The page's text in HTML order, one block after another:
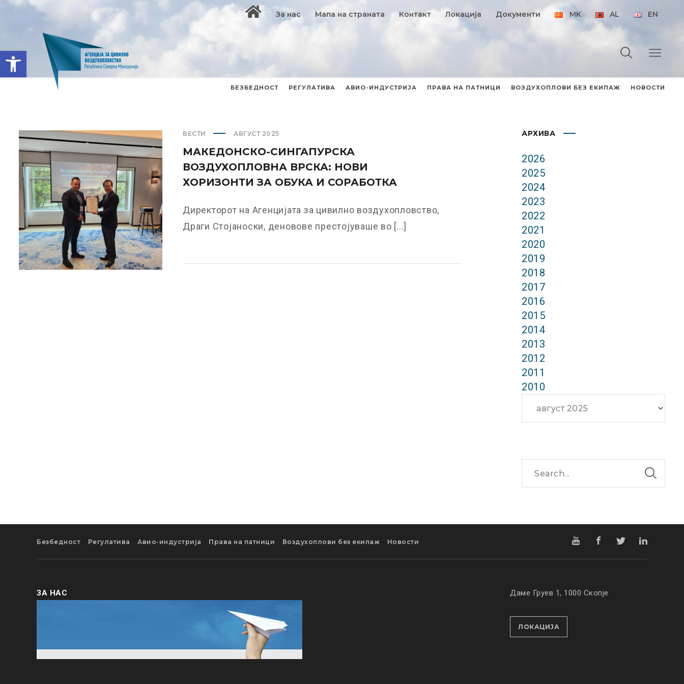
Open toolbar
За нас Мапа на страната Контакт Локација Документи MK AL EN
БЕЗБЕДНОСТ РЕГУЛАТИВА АВИО-ИНДУСТРИЈА ПРАВА НА ПАТНИЦИ ВОЗДУХОПЛОВИ БЕЗ ЕКИПАЖ НОВОСТИ
ВЕСТИ АВГУСТ 2025
МАКЕДОНСКО-СИНГАПУРСКА
ВОЗДУХОПЛОВНА ВРСКА: НОВИ
ХОРИЗОНТИ ЗА ОБУКА И СОРАБОТКА
Директорот на Агенцијата за цивилно воздухопловство,
Драги Стојаноски, деновове престојуваше во [...]
АРХИВА
2026
2025
2024
2023
2022
2021
2020
2019
2018
2017
2016
2015
2014
2013
2012
2011
2010
Безбедност Регулатива Авио-индустрија Права на патници Воздухоплови без екипаж Новости
ЗА НАС Даме Груев 1, 1000 Скопје
ЛОКАЦИЈА